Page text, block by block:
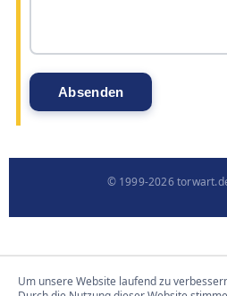
© 1999-2026
Um unsere Website laufend zu